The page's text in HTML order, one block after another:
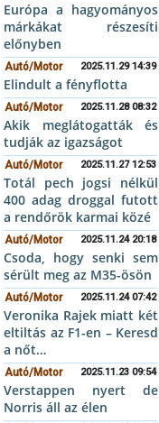
Európa a hagyományos
márkákat részesíti
előnyben
Autó/Motor 2025.11.29 14:39
Elindult a fényflotta
Autó/Motor 2025.11.28 08:32
Akik meglátogatták és
tudják az igazságot
Autó/Motor 2025.11.27 12:53
Totál pech jogsi nélkül
400 adag droggal futott
a rendőrök karmai közé
Autó/Motor 2025.11.24 20:18
Csoda, hogy senki sem
sérült meg az M35-ösön
Autó/Motor 2025.11.24 07:42
Veronika Rajek miatt két
eltiltás az F1-en – Keresd
a nőt…
Autó/Motor 2025.11.23 09:54
Verstappen nyert de
Norris áll az élen